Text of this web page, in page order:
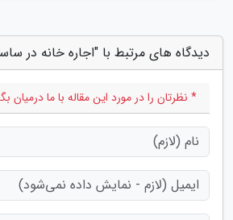
دیدگاه های مرتبط با "اجاره خانه در
* نظرتان را در مورد این مقاله با ما درمیان